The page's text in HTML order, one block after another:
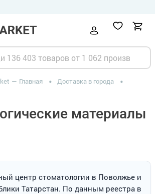
Главная
Доставка в города
материалы
центр стоматологии в Поволжье и
Татарстан. По данным реестра в